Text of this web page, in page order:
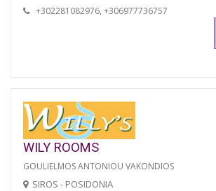
+302281082976, +306977736757
WILY ROOMS
GOULIELMOS ANTONIOU VAKONDIOS
SIROS - POSIDONIA